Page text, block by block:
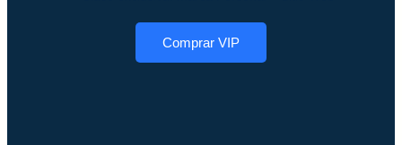
Comprar VIP